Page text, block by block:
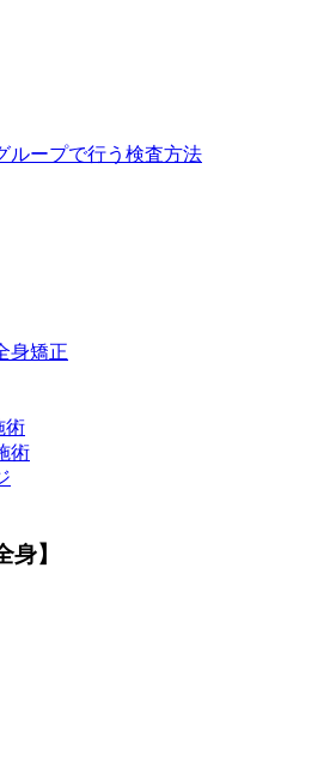
ループで行う検査方法
身矯正
術
術
】